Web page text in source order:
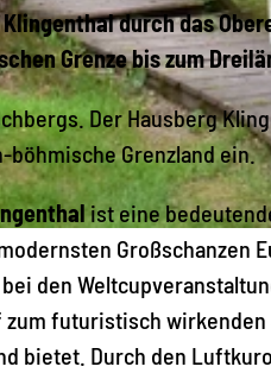
durch das
Grenze bis zum
Der Hausberg
Grenzland ein.
ist eine
Großschanzen
den
futuristisch
bietet. Durch den